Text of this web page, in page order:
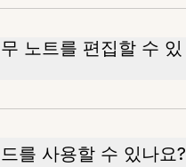
노트를 편집할 수 있
를 사용할 수 있나요?